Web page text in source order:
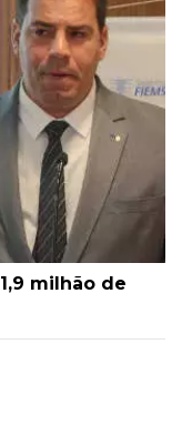
milhão de